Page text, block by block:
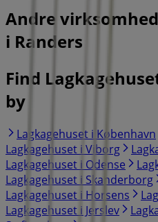
Andre
i Randers
Find
by
Lagkagehuset i København
Lagkagehuset i Viborg
Lagkagehuset i Odense
Lagkagehuset i Skanderborg
Lagkagehuset i Horsens
Lagkagehuset i Jerslev